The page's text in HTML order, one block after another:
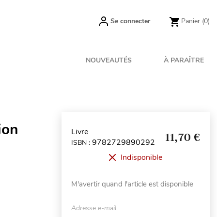
Se connecter Panier (0)
NOUVEAUTÉS À PARAÎTRE
Livre
ISBN : 9782729890292 11,70 €
Indisponible
M'avertir quand l'article est disponible
Adresse e-mail